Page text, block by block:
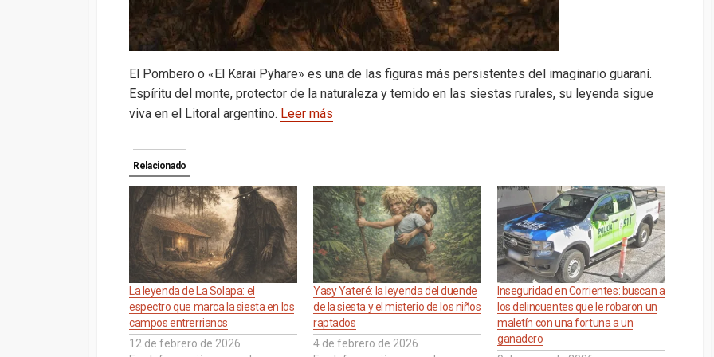
El Pombero o «El Karai Pyhare» es una de las figuras más persistentes del imaginario guaraní.
Espíritu del monte, protector de la naturaleza y temido en las siestas rurales, su leyenda sigue
viva en el Litoral argentino. Leer más
Relacionado
La leyenda de La Solapa: el
espectro que marca la siesta en los
campos entrerrianos
12 de febrero de 2026
Yasy Yateré: la leyenda del duende
de la siesta y el misterio de los niños
raptados
4 de febrero de 2026
Inseguridad en Corrientes: buscan a
los delincuentes que le robaron un
maletín con una fortuna a un
ganadero